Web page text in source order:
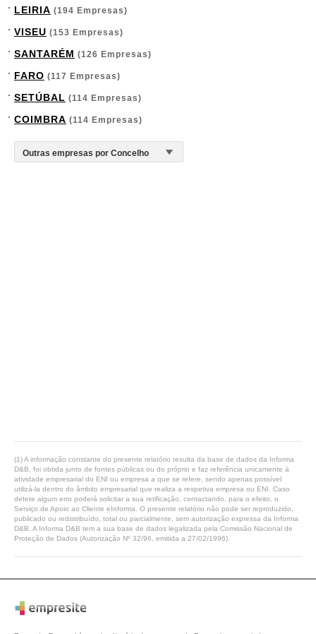
LEIRIA (194 Empresas)
VISEU (153 Empresas)
SANTARÉM (126 Empresas)
FARO (117 Empresas)
SETÚBAL (114 Empresas)
COIMBRA (114 Empresas)
(1) A informação constante do presente relatório resulta da base de dados da Informa
D&B, foi obtida junto de fontes públicas ou do próprio e faz referência unicamente à
atividade empresarial do ENI ou empresa a que se refere, sendo apenas possível
utilizá-la dentro do âmbito empresarial que realiza a respetiva empresa ou ENI. Caso
detete algum erro poderá solicitar a sua retificação, contactando, para o efeito, o
Serviço de Apoio ao Cliente eInforma. O presente relatório não pode ser reproduzido,
publicado ou redistribuído, total ou parcialmente, sem autorização expressa da Informa
D&B. A Informa D&B tem a sua base de dados legalizada pela Comissão Nacional de
Proteção de Dados (Autorização Nº 32/96, emitida a 27/02/1996).